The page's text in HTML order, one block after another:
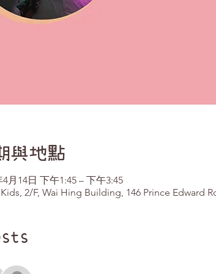
與地點
4月14日 下午1:45 – 下午3:45
2/F, Wai Hing Building, 146 Prince Edward